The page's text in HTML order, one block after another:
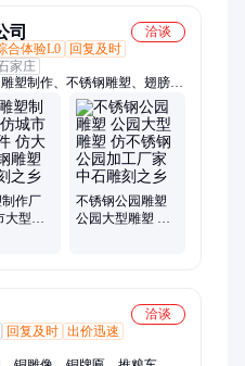
司
洽谈
合体验L0
回复及时
家庄
塑制作、不锈钢雕塑、翅膀雕
订做、不锈钢抽象雕塑、不锈
锈钢人物雕塑、不锈钢组合雕
雕塑、不锈钢景区雕塑、不锈
锈钢商场雕塑、不锈钢园林雕
雕塑、不锈钢小区雕塑、不锈
作不锈钢雕塑、不锈钢造型雕
作厂
大型摆
不锈钢公园雕塑
公园大型雕塑 仿
洽谈
回复及时 出价迅速